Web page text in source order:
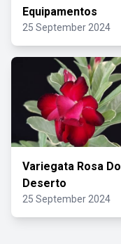
Equipamentos
25 September 2024
Variegata Rosa Do
Deserto
25 September 2024